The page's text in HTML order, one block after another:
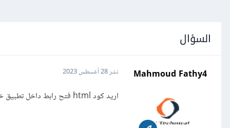
السؤال
Mahmoud Fathy4 نشر28 أغسطس 2023
اريد كود html فتح رابط داخل تطبيق خارجى